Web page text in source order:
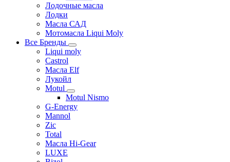
Лодочные масла
Лодки
Масла САД
Мотомасла Liqui Moly
Все Бренды
Liqui moly
Castrol
Масла Elf
Лукойл
Motul
Motul Nismo
G-Energy
Mannol
Zic
Total
Масла Hi-Gear
LUXE